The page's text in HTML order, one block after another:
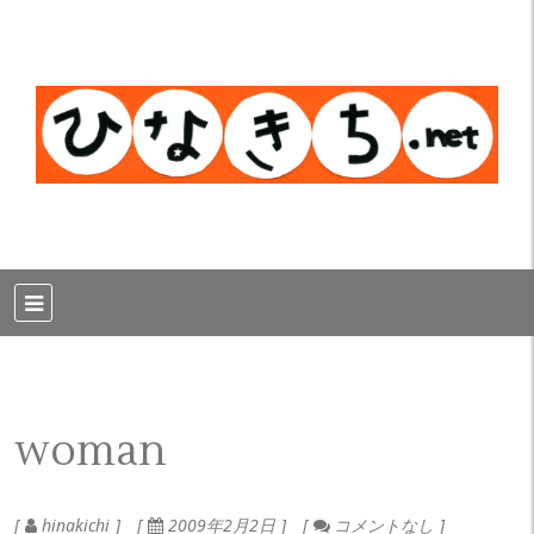
woman
hinakichi 2009年2月2日 コメントなし